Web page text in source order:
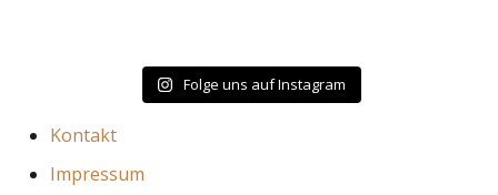
Folge uns auf Instagram
Kontakt
Impressum